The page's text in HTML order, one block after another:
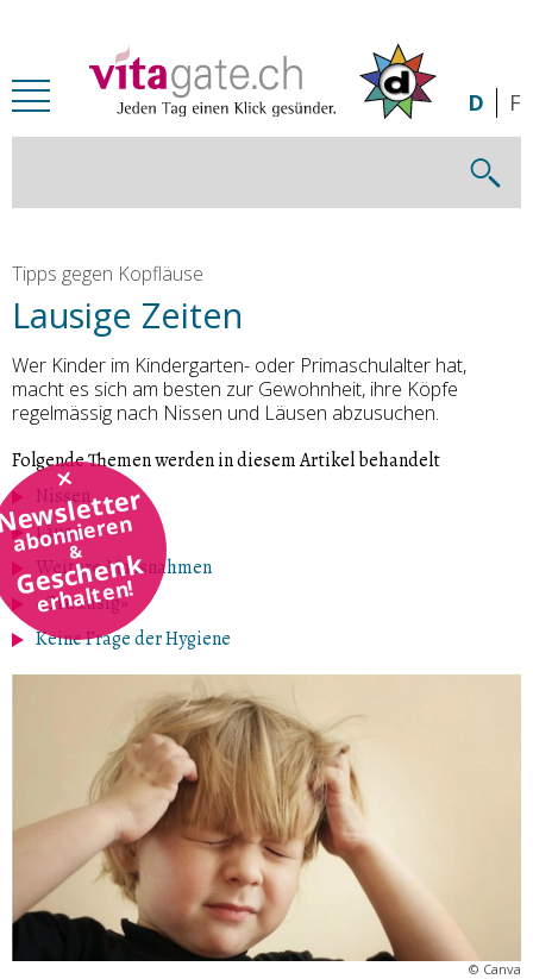
abonnieren
&
Geschenk
erhalten!
D F
Tipps gegen Kopfläuse
Lausige Zeiten
Wer Kinder im Kindergarten- oder Primaschulalter hat,
macht es sich am besten zur Gewohnheit, ihre Köpfe
regelmässig nach Nissen und Läusen abzusuchen.
Folgende Themen werden in diesem Artikel behandelt
Nissen
Läuse
Weitere Massnahmen
«Gruuusig»
Keine Frage der Hygiene
© Canva